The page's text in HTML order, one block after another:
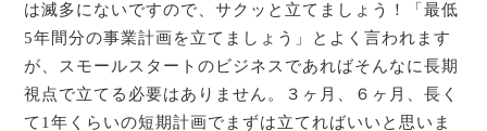
は滅多にないですので、サクッと立てましょう！「最低
5年間分の事業計画を立てましょう」とよく言われます
が、スモールスタートのビジネスであればそんなに長期
視点で立てる必要はありません。３ヶ月、６ヶ月、長く
て1年くらいの短期計画でまずは立てればいいと思いま